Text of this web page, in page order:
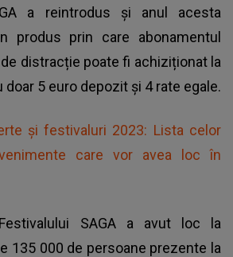
a reintrodus și anul acesta
produs prin care abonamentul
distracție poate fi achiziționat la
doar 5 euro depozit și 4 rate egale.
și festivaluri 2023: Lista celor
care vor avea loc în
SAGA a avut loc la
135 000 de persoane prezente la